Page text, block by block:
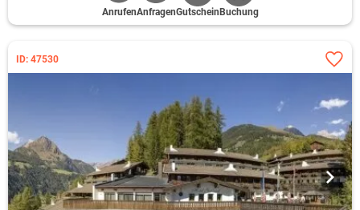
AnrufenAnfragenGutschein Buchung
ID: 47530